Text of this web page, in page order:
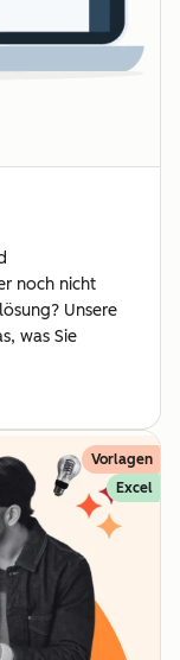
noch nicht
Unsere
was Sie
Vorlagen
Excel